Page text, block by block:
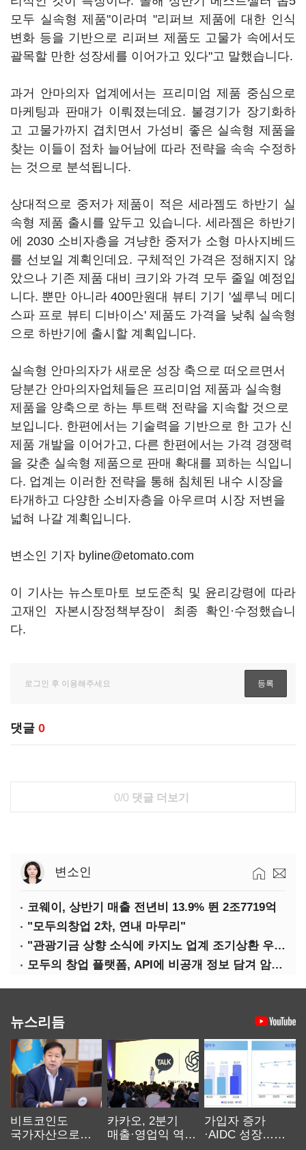
모두 실속형 제품"이라며 "리퍼브 제품에 대한 인식
변화 등을 기반으로 리퍼브 제품도 고물가 속에서도
괄목할 만한 성장세를 이어가고 있다"고 말했습니다.
과거 안마의자 업계에서는 프리미엄 제품 중심으로
마케팅과 판매가 이뤄졌는데요. 불경기가 장기화하
고 고물가까지 겹치면서 가성비 좋은 실속형 제품을
찾는 이들이 점차 늘어남에 따라 전략을 속속 수정하
는 것으로 분석됩니다.
상대적으로 중저가 제품이 적은 세라젬도 하반기 실
속형 제품 출시를 앞두고 있습니다. 세라젬은 하반기
에 2030 소비자층을 겨냥한 중저가 소형 마사지베드
를 선보일 계획인데요. 구체적인 가격은 정해지지 않
았으나 기존 제품 대비 크기와 가격 모두 줄일 예정입
니다. 뿐만 아니라 400만원대 뷰티 기기 '셀루닉 메디
스파 프로 뷰티 디바이스' 제품도 가격을 낮춰 실속형
으로 하반기에 출시할 계획입니다.
실속형 안마의자가 새로운 성장 축으로 떠오르면서
당분간 안마의자업체들은 프리미엄 제품과 실속형
제품을 양축으로 하는 투트랙 전략을 지속할 것으로
보입니다. 한편에서는 기술력을 기반으로 한 고가 신
제품 개발을 이어가고, 다른 한편에서는 가격 경쟁력
을 갖춘 실속형 제품으로 판매 확대를 꾀하는 식입니
다. 업계는 이러한 전략을 통해 침체된 내수 시장을
타개하고 다양한 소비자층을 아우르며 시장 저변을
넓혀 나갈 계획입니다.
변소인 기자 byline@etomato.com
이 기사는 뉴스토마토 보도준칙 및 윤리강령에 따라
고재인 자본시장정책부장이 최종 확인·수정했습니
다.
댓글 0
0/0 댓글 더보기
변소인
코웨이, 상반기 매출 전년비 13.9% 뛴 2조7719억
"모두의창업 2차, 연내 마무리"
"관광기금 상향 소식에 카지노 업계 조기상환 우려"
모두의 창업 플랫폼, API에 비공개 정보 담겨 암호키까지 새나갔다
뉴스리듬
비트코인도
국가자산으로…'
카카오, 2분기
매출·영업익 역대
가입자 증가
·AIDC 성장…